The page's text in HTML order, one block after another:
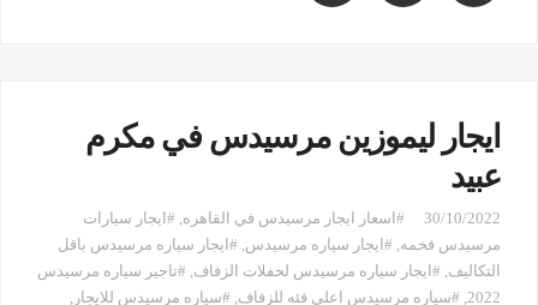
ايجار ليموزين مرسيدس في مكرم
عبيد
30/10/2022 #اسعار ايجار مرسيدس في القاهره #ايجار سيارات
مرسيدس فخمه #ايجار سياره مرسيدس #ايجار سياره مرسيدس باقل
التكاليف #ايجار سياره مرسيدس لحفلات الزفاف #تاجير سياره مرسيدس
2022 #سياره مرسيدس اعلي فئه للزفاف #سياره مرسيدس للايجار